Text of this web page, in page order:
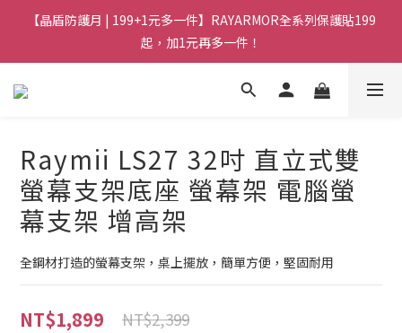
【晶盾防護月 | 199+1元多一件】RAYARMOR全系列保護貼199
起，加1元再多一件！
Raymii LS27 32吋 直立式雙
螢幕支架底座 螢幕架 電腦螢
幕支架 增高架
全鋼材打造的螢幕支架，桌上擺放，簡單方便，堅固耐用
NT$1,899 NT$2,399